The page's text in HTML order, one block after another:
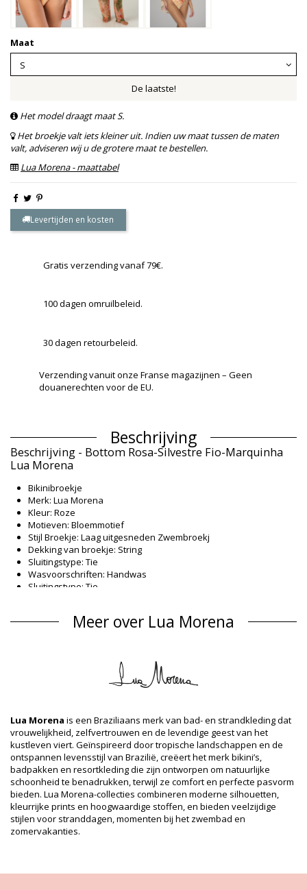
Maat
De laatste!
Het model draagt maat S.
Het broekje valt iets kleiner uit. Indien uw maat tussen de maten
valt, adviseren wij u de grotere maat te bestellen.
Lua Morena - maattabel
Levertijden en kosten
Gratis verzending vanaf 79€.
100 dagen omruilbeleid.
30 dagen retourbeleid.
Verzending vanuit onze Franse magazijnen – Geen
douanerechten voor de EU.
Beschrijving
Beschrijving - Bottom Rosa-Silvestre Fio-Marquinha
Lua Morena
Bikinibroekje
Merk: Lua Morena
Kleur: Roze
Motieven: Bloemmotief
Stijl Broekje: Laag uitgesneden Zwembroekj
Dekking van broekje: String
Sluitingstype: Tie
Wasvoorschriften: Handwas
Sluitingstype: Tie
Bikinibroekje Roze Lua Morena
Voering: 88% Polyamide, 12% Elastane
Productgegevens
Verpakking omvat: 1 x Bikinibroekje (Andere accessoires niet
inbegrepen)
HS CODE: 6112.41.0010
SKU: 1981128515
EAN: XS (7899918604430), S (7899670855545), M (7899670855552),
L (7899670855569), XL (7899918604478)
Referentie leverancier: 2235325
Gewicht: 45g / 0.1lb / 1.59oz
Print is niet exact en kan variëren afhankelijk van het model
Geretoucheerde foto's
Meer over Lua Morena
Lua Morena is een Braziliaans merk van bad- en strandkleding dat
vrouwelijkheid, zelfvertrouwen en de levendige geest van het
kustleven viert. Geïnspireerd door tropische landschappen en de
ontspannen levensstijl van Brazilië, creëert het merk bikini’s,
badpakken en resortkleding die zijn ontworpen om natuurlijke
schoonheid te benadrukken, terwijl ze comfort en perfecte pasvorm
bieden. Lua Morena-collecties combineren moderne silhouetten,
kleurrijke prints en hoogwaardige stoffen, en bieden veelzijdige
stijlen voor stranddagen, momenten bij het zwembad en
zomervakanties.